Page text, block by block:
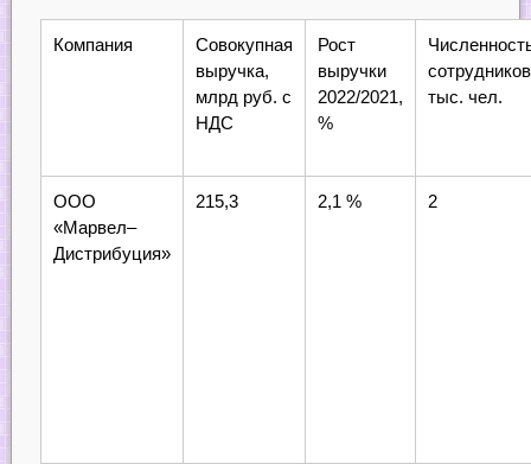
Компания
Совокупная
выручка,
млрд руб. с
НДС
Рост
выручки
2022/2021,
%
тыс. чел.
ООО
«Марвел–
Дистрибуция»
215,3 2,1 % 2